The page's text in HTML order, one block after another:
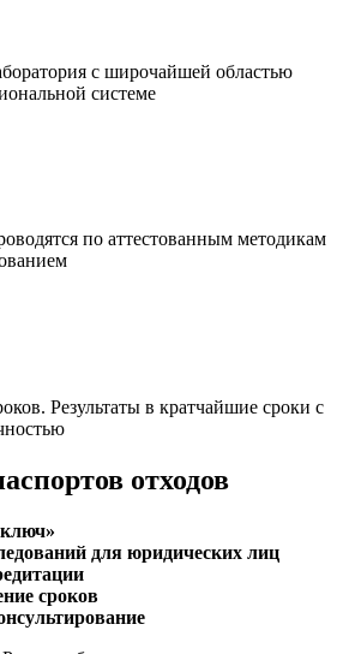
с широчайшей областью
системе
по аттестованным методикам
Результаты в кратчайшие сроки с
отходов
для юридических лиц
сроков